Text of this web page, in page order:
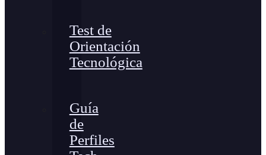
Test de
Orientación
Tecnológica
Guía
de
Perfiles